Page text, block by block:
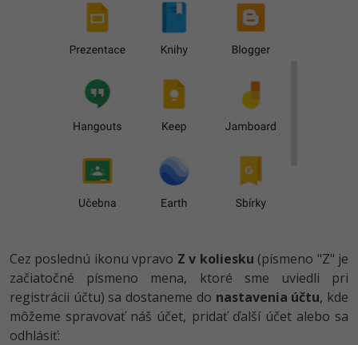
Cez poslednú ikonu vpravo Z v koliesku (písmeno "Z" je
začiatočné písmeno mena, ktoré sme uviedli pri
registrácii účtu) sa dostaneme do nastavenia účtu, kde
môžeme spravovať náš účet, pridať ďalší účet alebo sa
odhlásiť: